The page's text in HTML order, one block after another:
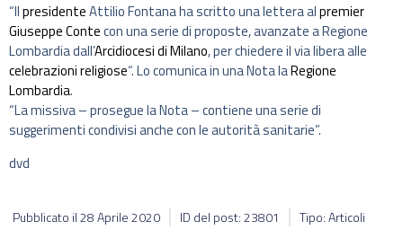
“IlpresidenteAttilio Fontana ha scritto una lettera alpremier
Giuseppe Contecon una serie di proposte, avanzate a Regione
Lombardia dall’Arcidiocesi di Milano, per chiedere il via libera alle
celebrazioni religiose“. Lo comunica in una Nota laRegione
Lombardia.
“La missiva – prosegue la Nota – contiene una serie di
suggerimenti condivisi anche con le autorità sanitarie”.
dvd
Pubblicato il28 Aprile 2020 ID del post: 23801 Tipo: Articoli